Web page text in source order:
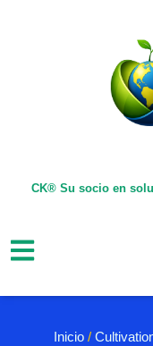
CK® Su socio en
Inicio /